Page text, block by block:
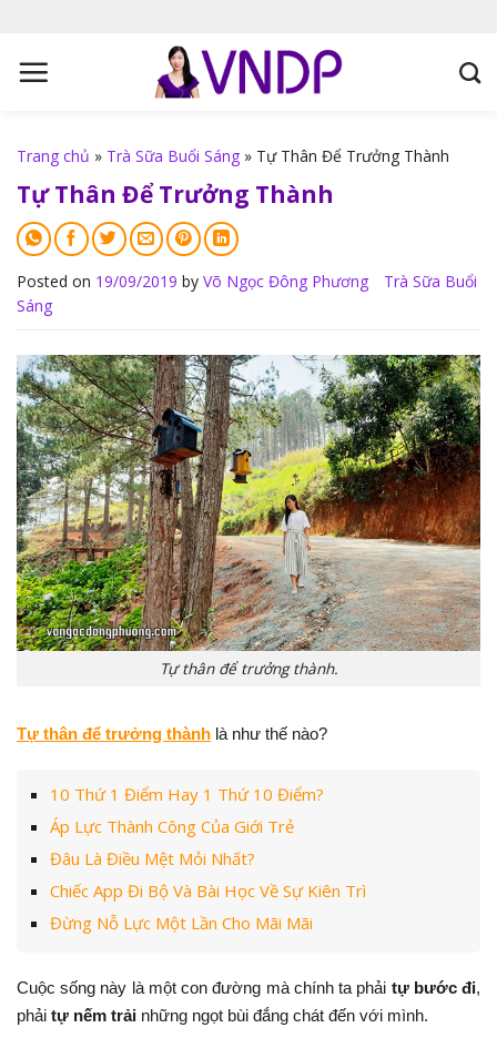
Trang chủ » Trà Sữa Buổi Sáng » Tự Thân Để Trưởng Thành
Tự Thân Để Trưởng Thành
Posted on 19/09/2019 by Võ Ngọc Đông Phương
Trà Sữa Buổi
Sáng
Tự thân để trưởng thành.
Tự thân để trưởng thành là như thế nào?
10 Thứ 1 Điểm Hay 1 Thứ 10 Điểm?
Áp Lực Thành Công Của Giới Trẻ
Đâu Là Điều Mệt Mỏi Nhất?
Chiếc App Đi Bộ Và Bài Học Về Sự Kiên Trì
Đừng Nỗ Lực Một Lần Cho Mãi Mãi
Cuộc sống này là một con đường mà chính ta phải tự bước đi,
phải tự nếm trải những ngọt bùi đắng chát đến với mình.